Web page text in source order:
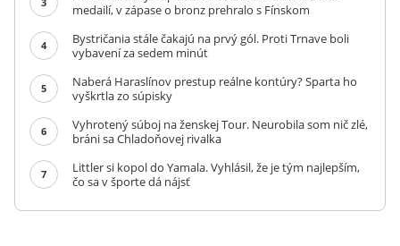
medailí, v zápase o bronz prehralo s Fínskom
4
Bystričania stále čakajú na prvý gól. Proti Trnave boli
vybavení za sedem minút
5
Naberá Haraslínov prestup reálne kontúry? Sparta ho
vyškrtla zo súpisky
6
Vyhrotený súboj na ženskej Tour. Neurobila som nič zlé,
bráni sa Chladoňovej rivalka
7
Littler si kopol do Yamala. Vyhlásil, že je tým najlepším,
čo sa v športe dá nájsť